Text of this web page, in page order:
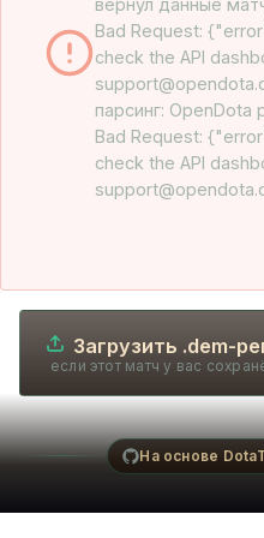
вернул данные
Bad Request:
check the API
парсинг:
Bad Request:
check the API
Загрузить .dem-
если этот матч у вас
На основе